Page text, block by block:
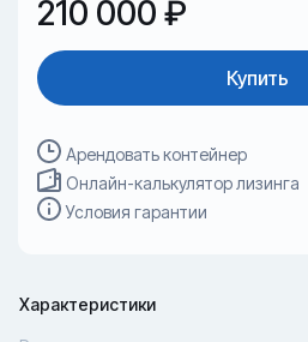
210 000 ₽
Купить
Арендовать контейнер
Онлайн-калькулятор лизинга
Условия гарантии
Характеристики